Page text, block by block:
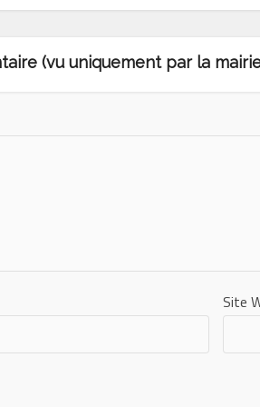
(vu uniquement par la
Site